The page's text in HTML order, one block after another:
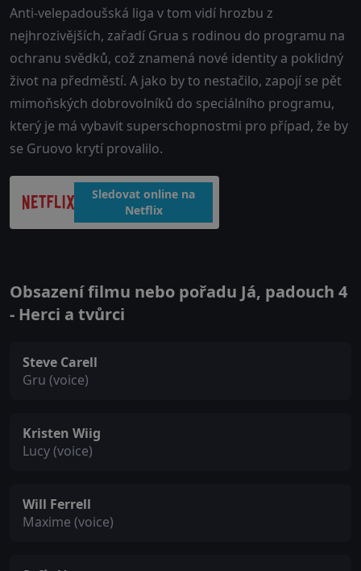
Anti-velepadoušská liga v tom vidí hrozbu z
nejhrozivějších, zařadí Grua s rodinou do programu na
ochranu svědků, což znamená nové identity a poklidný
život na předměstí. A jako by to nestačilo, zapojí se pět
mimoňských dobrovolníků do speciálního programu,
který je má vybavit superschopnostmi pro případ, že by
se Gruovo krytí provalilo.
Sledovat online na
Netflix
Obsazení filmu nebo pořadu Já, padouch 4
- Herci a tvůrci
Steve Carell
Gru (voice)
Kristen Wiig
Lucy (voice)
Will Ferrell
Maxime (voice)